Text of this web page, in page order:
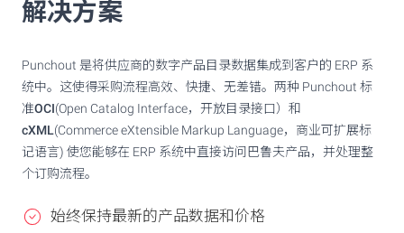
解决方案
Punchout 是将供应商的数字产品目录数据集成到客户的 ERP 系
统中。这使得采购流程高效、快捷、无差错。两种 Punchout 标
准OCI(Open Catalog Interface，开放目录接口）和
cXML(Commerce eXtensible Markup Language，商业可扩展标
记语言) 使您能够在 ERP 系统中直接访问巴鲁夫产品，并处理整
个订购流程。
始终保持最新的产品数据和价格